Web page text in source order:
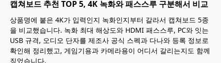
캡쳐보드 추천 TOP 5, 4K 녹화와 패스스루 구분해서 비교
상품명에 붙은 4K가 입력인지 녹화인지부터 갈라서 캡쳐보드 5종
을 비교했습니다. 녹화 최대 해상도와 HDMI 패스스루, PC와 잇는
USB 규격, 오디오 단자를 제조사 공식 스펙과 다나와 등록 정보로
확인해 정리했고, 게임기용과 카메라용이 어디서 갈리는지도 함께
짚었습니다.